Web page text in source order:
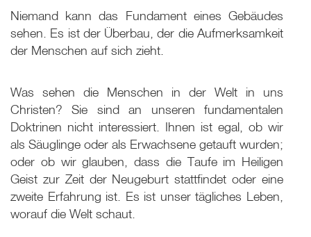
Niemand kann das Fundament eines Gebäudes
sehen. Es ist der Überbau, der die Aufmerksamkeit
der Menschen auf sich zieht.
Was sehen die Menschen in der Welt in uns
Christen? Sie sind an unseren fundamentalen
Doktrinen nicht interessiert. Ihnen ist egal, ob wir
als Säuglinge oder als Erwachsene getauft wurden;
oder ob wir glauben, dass die Taufe im Heiligen
Geist zur Zeit der Neugeburt stattfindet oder eine
zweite Erfahrung ist. Es ist unser tägliches Leben,
worauf die Welt schaut.